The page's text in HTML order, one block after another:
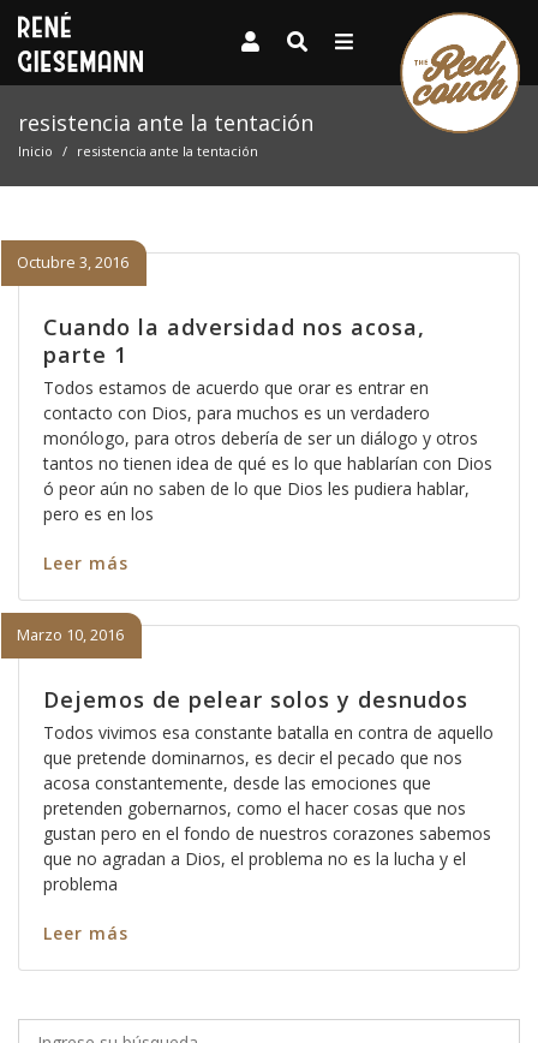
resistencia ante la tentación
Inicio resistencia ante la tentación
Cuando la adversidad nos acosa,
parte 1
Octubre 3, 2016
Todos estamos de acuerdo que orar es entrar en
contacto con Dios, para muchos es un verdadero
monólogo, para otros debería de ser un diálogo y otros
tantos no tienen idea de qué es lo que hablarían con Dios
ó peor aún no saben de lo que Dios les pudiera hablar,
pero es en los
Leer más
Dejemos de pelear solos y desnudos
Marzo 10, 2016
Todos vivimos esa constante batalla en contra de aquello
que pretende dominarnos, es decir el pecado que nos
acosa constantemente, desde las emociones que
pretenden gobernarnos, como el hacer cosas que nos
gustan pero en el fondo de nuestros corazones sabemos
que no agradan a Dios, el problema no es la lucha y el
problema
Leer más